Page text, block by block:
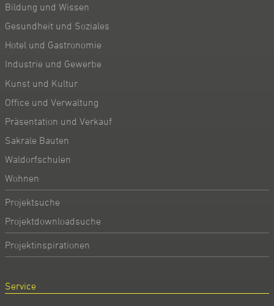
Bildung und Wissen
Gesundheit und Soziales
Hotel und Gastronomie
Industrie und Gewerbe
Kunst und Kultur
Office und Verwaltung
Präsentation und Verkauf
Sakrale Bauten
Waldorfschulen
Wohnen
Projektsuche
Projektdownloadsuche
Projektinspirationen
Service